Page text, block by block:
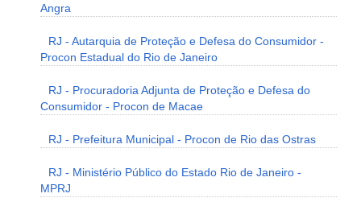
Angra
RJ - Autarquia de Proteção e Defesa do Consumidor -
Procon Estadual do Rio de Janeiro
RJ - Procuradoria Adjunta de Proteção e Defesa do
Consumidor - Procon de Macae
RJ - Prefeitura Municipal - Procon de Rio das Ostras
RJ - Ministério Público do Estado Rio de Janeiro -
MPRJ